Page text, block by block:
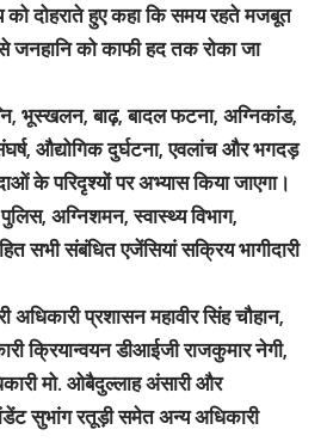
को दोहराते हुए कहा कि समय रहते मजबूत
से जनहानि को काफी हद तक रोका जा
भूस्खलन, बाढ़, बादल फटना, अग्निकांड,
औद्योगिक दुर्घटना, एवलांच और भगदड़
के परिदृश्यों पर अभ्यास किया जाएगा।
अग्निशमन, स्वास्थ्य विभाग,
सभी संबंधित एजेंसियां सक्रिय भागीदारी
प्रशासन महावीर सिंह चौहान,
क्रियान्वयन डीआईजी राजकुमार नेगी,
मो. ओबैदुल्लाह अंसारी और
सुभांग रतूड़ी समेत अन्य अधिकारी